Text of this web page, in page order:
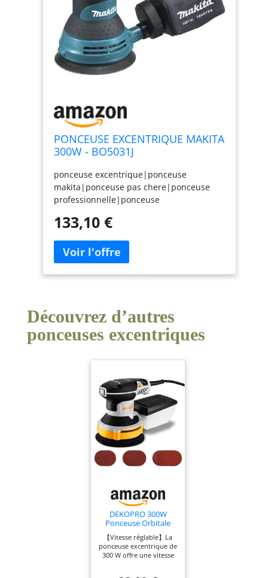
PONCEUSE EXCENTRIQUE MAKITA
300W - BO5031J
ponceuse excentrique|ponceuse
makita|ponceuse pas chere|ponceuse
professionnelle|ponceuse
atelier|ponceuse 125 mm|promo
maniable|BO5031J|BO5031
133,10 €
Découvrez d’autres
ponceuses excentriques
DEKOPRO 300W
Ponceuse Orbitale
Excentrique, 6
Vitesses, 14000RPM,
Papier Abrasif 16
Pièces, Patin de
【Vitesse réglable】La
ponceuse excentrique de
300 W offre une vitesse